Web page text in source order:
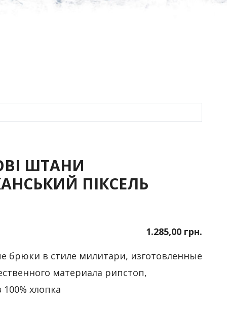
ШТАНИ
ПІКСЕЛЬ
1.285,00 грн.
брюки в стиле милитари, изготовленные
материала рипстоп,
хлопка